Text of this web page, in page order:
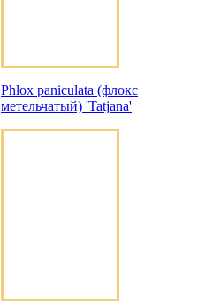
Phlox paniculata (флокс
метельчатый) 'Tatjana'